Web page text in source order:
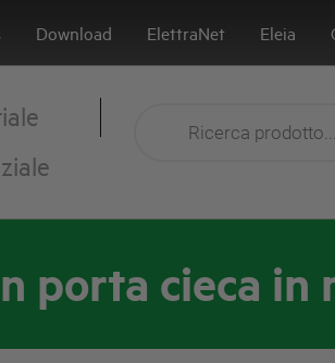
Download ElettraNet Eleia
porta cieca in